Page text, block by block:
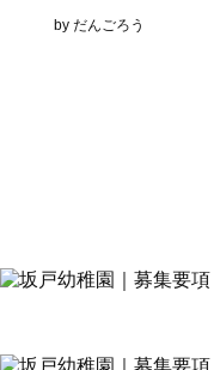
by だんごろう